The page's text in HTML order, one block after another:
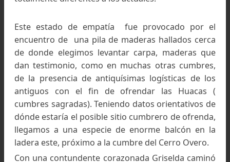
Llegamos a tener vientos de 100 km. por hora.
travesía invernal a los Nevados de Famatina
Sin embargo la mañana siguiente trajo la
ansiada calma, se abrió una pequeña ventana
buen clima y sentimos la alegría de sabernos ya